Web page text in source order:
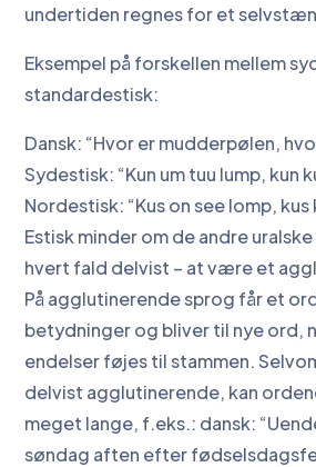
undertiden regnes for et
Eksempel på forskellen mellem
standardestisk:
Dansk: “Hvor er mudderpølen,
Sydestisk: “Kun um tuu lump, kun
Nordestisk: “Kus on see lomp, kus
Estisk minder om de andre
hvert fald delvist – at være et
På agglutinerende sprog får et
betydninger og bliver til nye ord,
endelser føjes til stammen.
delvist agglutinerende, kan
meget lange, f.eks.: dansk:
søndag aften efter